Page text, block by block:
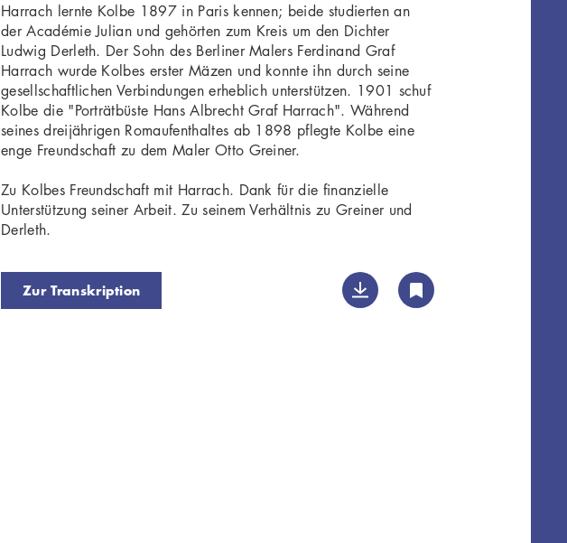
Harrach lernte Kolbe 1897 in Paris kennen; beide studierten an
der Académie Julian und gehörten zum Kreis um den Dichter
Ludwig Derleth. Der Sohn des Berliner Malers Ferdinand Graf
Harrach wurde Kolbes erster Mäzen und konnte ihn durch seine
gesellschaftlichen Verbindungen erheblich unterstützen. 1901 schuf
Kolbe die "Porträtbüste Hans Albrecht Graf Harrach". Während
seines dreijährigen Romaufenthaltes ab 1898 pflegte Kolbe eine
enge Freundschaft zu dem Maler Otto Greiner.
Zu Kolbes Freundschaft mit Harrach. Dank für die finanzielle
Unterstützung seiner Arbeit. Zu seinem Verhältnis zu Greiner und
Derleth.
Zur Transkription